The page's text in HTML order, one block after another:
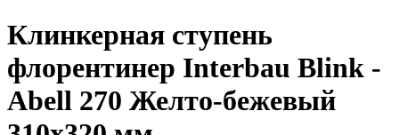
Клинкерная ступень
флорентинер Interbau Blink -
Abell 270 Желто-бежевый